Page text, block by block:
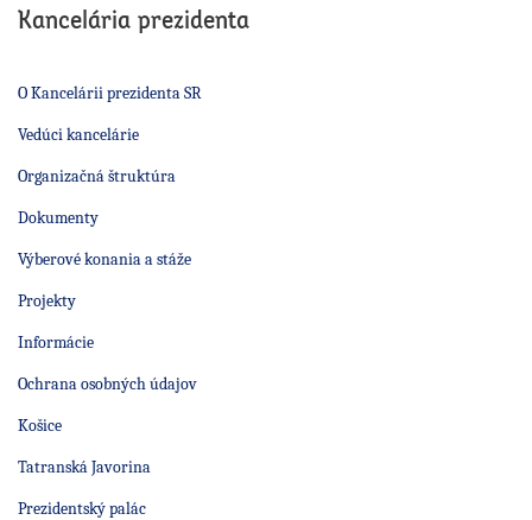
Kancelária prezidenta
O Kancelárii prezidenta SR
Vedúci kancelárie
Organizačná štruktúra
Dokumenty
Výberové konania a stáže
Projekty
Informácie
Ochrana osobných údajov
Košice
Tatranská Javorina
Prezidentský palác